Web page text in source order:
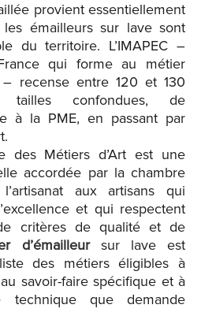
provient essentiellement
les émailleurs sur lave sont
du territoire. L’IMAPEC –
qui forme au métier
– recense entre 120 et 130
tailles confondues, de
à la PME, en passant par
des Métiers d’Art est une
accordée par la chambre
aux artisans qui
et qui respectent
critères de qualité et de
d’émailleursur lave est
des métiers éligibles à
au savoir-faire spécifique et à
technique que demande